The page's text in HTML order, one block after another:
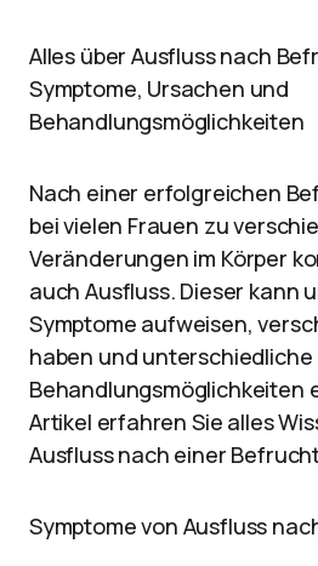
Alles über Ausfluss nach
Symptome, Ursachen und
Behandlungsmöglichkeiten
Nach einer erfolgreichen
bei vielen Frauen zu
Veränderungen im Körper
auch Ausfluss. Dieser kann
Symptome aufweisen,
haben und unterschiedliche
Behandlungsmöglichkeiten
Artikel erfahren Sie alles
Ausfluss nach einer
Symptome von Ausfluss